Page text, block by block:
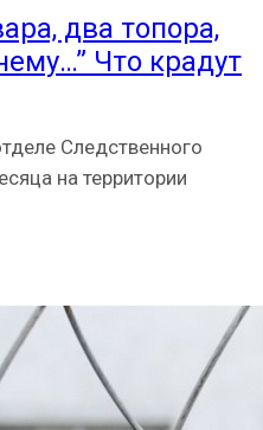
два топора,
Что крадут
Следственного
на территории